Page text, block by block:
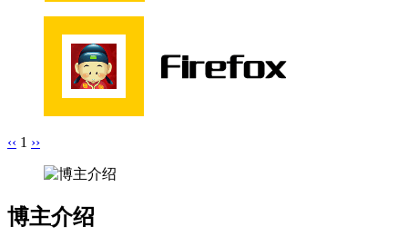
‹‹ 1 ››
博主介绍